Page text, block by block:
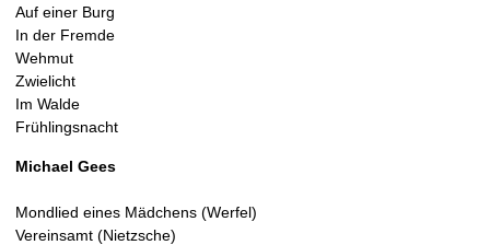
Auf einer Burg
In der Fremde
Wehmut
Zwielicht
Im Walde
Frühlingsnacht
Michael Gees
Mondlied eines Mädchens (Werfel)
Vereinsamt (Nietzsche)